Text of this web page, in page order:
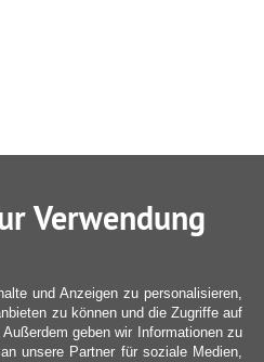
Verwendung
und Anzeigen zu personalisieren,
zu können und die Zugriffe auf
geben wir Informationen zu
unsere Partner für soziale Medien,